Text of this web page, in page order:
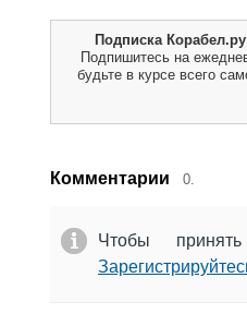
Подписка
Подпишитесь на
будьте в курсе всего
Комментарии 0.
Чтобы